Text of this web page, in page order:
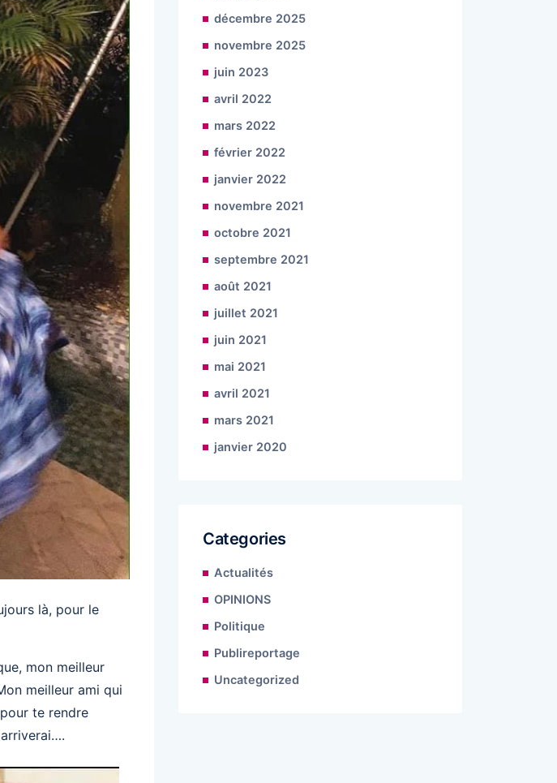
là, pour le
mon meilleur
meilleur ami qui
te rendre
arriverai….
décembre 2025
novembre 2025
juin 2023
avril 2022
mars 2022
février 2022
janvier 2022
novembre 2021
octobre 2021
septembre 2021
août 2021
juillet 2021
juin 2021
mai 2021
avril 2021
mars 2021
janvier 2020
Categories
Actualités
OPINIONS
Politique
Publireportage
Uncategorized